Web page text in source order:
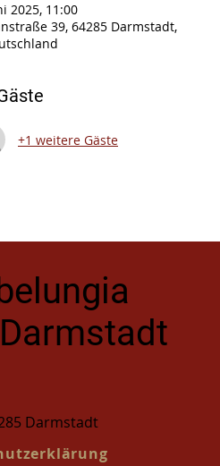
2025, 11:00
39, 64285 Darmstadt,
+1 weitere Gäste
Darmstadt